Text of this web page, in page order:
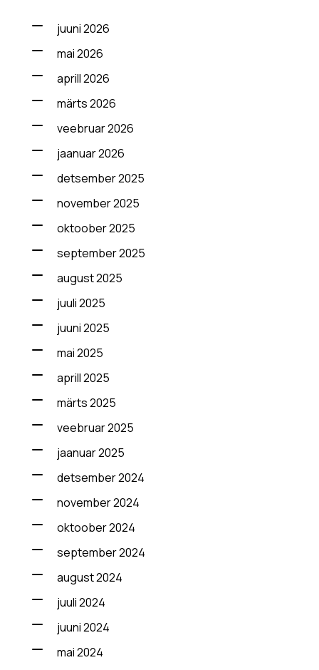
juuni 2026
mai 2026
aprill 2026
märts 2026
veebruar 2026
jaanuar 2026
detsember 2025
november 2025
oktoober 2025
september 2025
august 2025
juuli 2025
juuni 2025
mai 2025
aprill 2025
märts 2025
veebruar 2025
jaanuar 2025
detsember 2024
november 2024
oktoober 2024
september 2024
august 2024
juuli 2024
juuni 2024
mai 2024